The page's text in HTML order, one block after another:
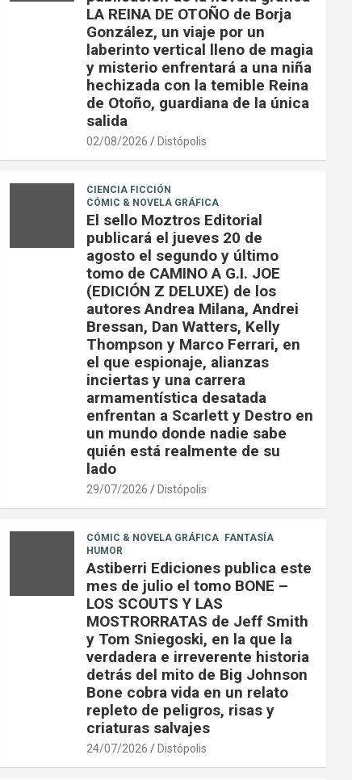
LA REINA DE OTOÑO de Borja
González, un viaje por un
laberinto vertical lleno de magia
y misterio enfrentará a una niña
hechizada con la temible Reina
de Otoño, guardiana de la única
salida
02/08/2026 Distópolis
CIENCIA FICCIÓN
CÓMIC & NOVELA GRÁFICA
El sello Moztros Editorial
publicará el jueves 20 de
agosto el segundo y último
tomo de CAMINO A G.I. JOE
(EDICIÓN Z DELUXE) de los
autores Andrea Milana, Andrei
Bressan, Dan Watters, Kelly
Thompson y Marco Ferrari, en
el que espionaje, alianzas
inciertas y una carrera
armamentística desatada
enfrentan a Scarlett y Destro en
un mundo donde nadie sabe
quién está realmente de su
lado
29/07/2026 Distópolis
CÓMIC & NOVELA GRÁFICA FANTASÍA
HUMOR
Astiberri Ediciones publica este
mes de julio el tomo BONE –
LOS SCOUTS Y LAS
MOSTRORRATAS de Jeff Smith
y Tom Sniegoski, en la que la
verdadera e irreverente historia
detrás del mito de Big Johnson
Bone cobra vida en un relato
repleto de peligros, risas y
criaturas salvajes
24/07/2026 Distópolis